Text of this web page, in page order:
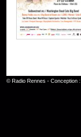
© Radio Rennes - Conception :